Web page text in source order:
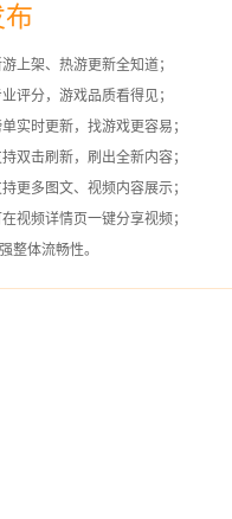
上架、热游更新全知道；
评分，游戏品质看得见；
实时更新，找游戏更容易；
双击刷新，刷出全新内容；
更多图文、视频内容展示；
视频详情页一键分享视频；
整体流畅性。